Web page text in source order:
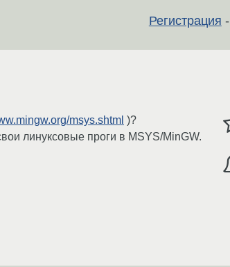
Регистрация -
msys.shtml )?
линуксовые проги в MSYS/MinGW.